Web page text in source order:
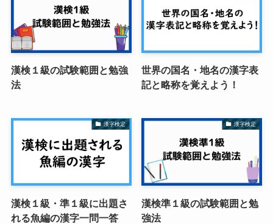
漢検１級の試験範囲と勉強
法
世界の国名・地名の漢字表
記と略称を覚えよう！
漢字検定
漢検１級・準１級に出題さ
れる魚編の漢字一問一答
漢字検定
漢検準１級の試験範囲と勉
強法